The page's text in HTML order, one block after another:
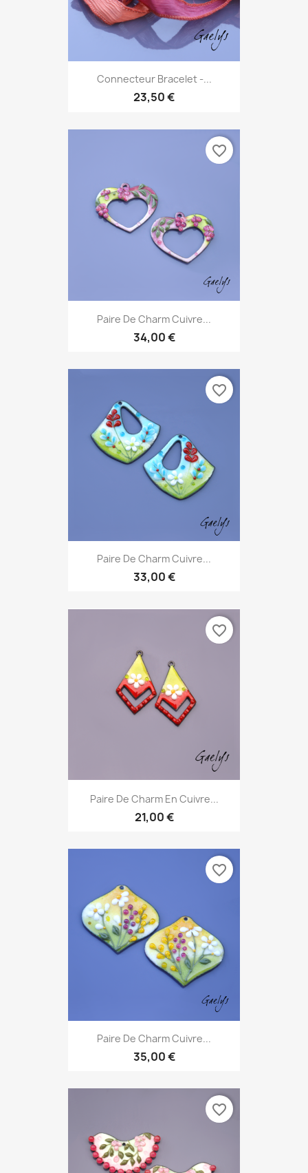
Connecteur Bracelet -...
23,50 €
Paire De Charm Cuivre...
34,00 €
favorite_border
Paire De Charm Cuivre...
33,00 €
favorite_border
Paire De Charm En Cuivre...
21,00 €
favorite_border
Paire De Charm Cuivre...
35,00 €
favorite_border
favorite_border